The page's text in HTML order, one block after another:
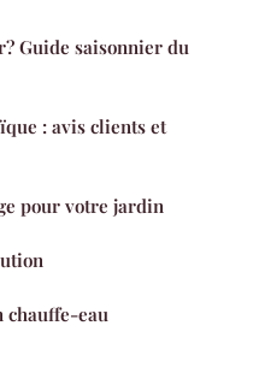
Guide saisonnier du
: avis clients et
pour votre jardin
chauffe-eau